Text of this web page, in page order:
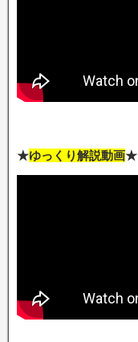
★ゆっくり解説動画★